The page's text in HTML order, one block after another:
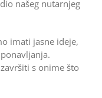
našeg nutarnjeg
imati jasne ideje,
s onime što